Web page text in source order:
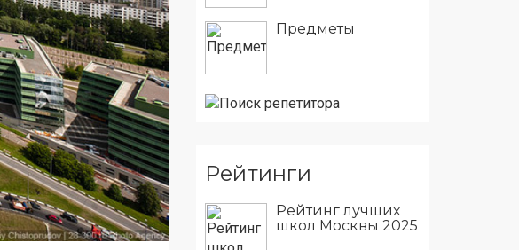
Предметы
Рейтинги
Рейтинг лучших
школ Москвы 2025